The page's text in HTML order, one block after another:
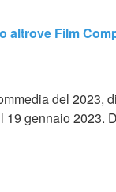
altrove Film
del 2023,
gennaio 2023.